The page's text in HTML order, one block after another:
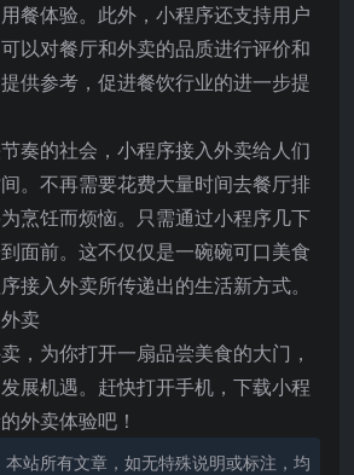
餐体验。此外，小程序还支持用户
以对餐厅和外卖的品质进行评价和
供参考，促进餐饮行业的进一步提
奏的社会，小程序接入外卖给人们
。不再需要花费大量时间去餐厅排
烹饪而烦恼。只需通过小程序几下
面前。这不仅仅是一碗碗可口美食
接入外卖所传递出的生活新方式。
，为你打开一扇品尝美食的大门，
展机遇。赶快打开手机，下载小程
外卖体验吧！
本站所有文章，如无特殊说明或标注，均